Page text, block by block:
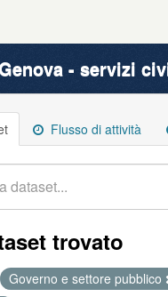
- servizi
Flusso di attività
trovato
Governo e settore pubblico